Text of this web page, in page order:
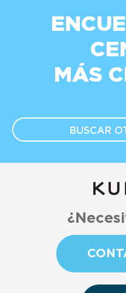
MÁS
BUSCAR